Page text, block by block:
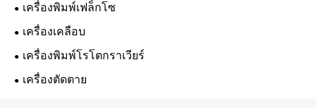
เครื่องพิมพ์เฟล็กโซ
เครื่องเคลือบ
เครื่องพิมพ์โรโตกราเวียร์
เครื่องตัดตาย